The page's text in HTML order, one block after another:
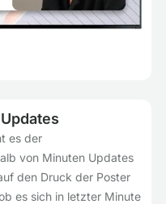
es der
von Minuten Updates
den Druck der Poster
es sich in letzter Minute